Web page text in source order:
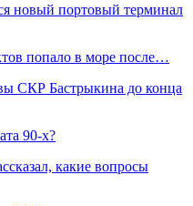
новый портовый терминал
попало в море после…
СКР Бастрыкина до конца
90-х?
какие вопросы